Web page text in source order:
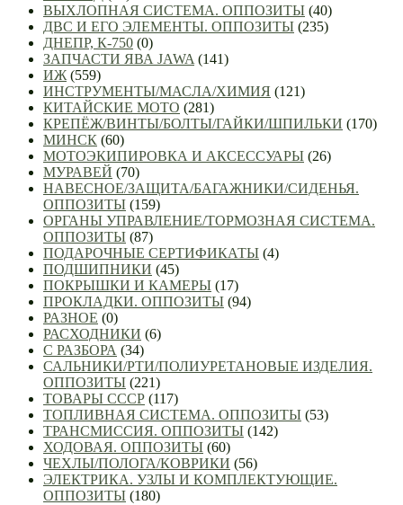
ВЫХЛОПНАЯ СИСТЕМА. ОППОЗИТЫ (40)
ДВС И ЕГО ЭЛЕМЕНТЫ. ОППОЗИТЫ (235)
ДНЕПР, К-750 (0)
ЗАПЧАСТИ ЯВА JAWA (141)
ИЖ (559)
ИНСТРУМЕНТЫ/МАСЛА/ХИМИЯ (121)
КИТАЙСКИЕ МОТО (281)
КРЕПЁЖ/ВИНТЫ/БОЛТЫ/ГАЙКИ/ШПИЛЬКИ (170)
МИНСК (60)
МОТОЭКИПИРОВКА И АКСЕССУАРЫ (26)
МУРАВЕЙ (70)
НАВЕСНОЕ/ЗАЩИТА/БАГАЖНИКИ/СИДЕНЬЯ.
ОППОЗИТЫ (159)
ОРГАНЫ УПРАВЛЕНИЕ/ТОРМОЗНАЯ СИСТЕМА.
ОППОЗИТЫ (87)
ПОДАРОЧНЫЕ СЕРТИФИКАТЫ (4)
ПОДШИПНИКИ (45)
ПОКРЫШКИ И КАМЕРЫ (17)
ПРОКЛАДКИ. ОППОЗИТЫ (94)
РАЗНОЕ (0)
РАСХОДНИКИ (6)
С РАЗБОРА (34)
САЛЬНИКИ/РТИ/ПОЛИУРЕТАНОВЫЕ ИЗДЕЛИЯ.
ОППОЗИТЫ (221)
ТОВАРЫ СССР (117)
ТОПЛИВНАЯ СИСТЕМА. ОППОЗИТЫ (53)
ТРАНСМИССИЯ. ОППОЗИТЫ (142)
ХОДОВАЯ. ОППОЗИТЫ (60)
ЧЕХЛЫ/ПОЛОГА/КОВРИКИ (56)
ЭЛЕКТРИКА. УЗЛЫ И КОМПЛЕКТУЮЩИЕ.
ОППОЗИТЫ (180)